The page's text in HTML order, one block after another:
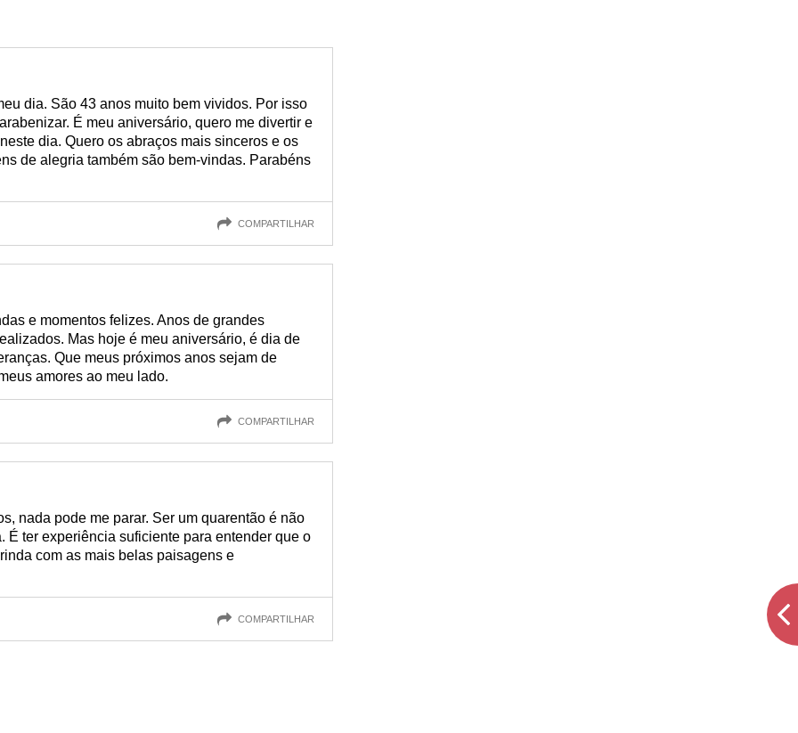
dia. São 43 anos muito bem vividos. Por isso
É meu aniversário, quero me divertir e
dia. Quero os abraços mais sinceros e os
de alegria também são bem-vindas. Parabéns
COMPARTILHAR
e momentos felizes. Anos de grandes
Mas hoje é meu aniversário, é dia de
Que meus próximos anos sejam de
amores ao meu lado.
COMPARTILHAR
nada pode me parar. Ser um quarentão é não
É ter experiência suficiente para entender que o
com as mais belas paisagens e
COMPARTILHAR